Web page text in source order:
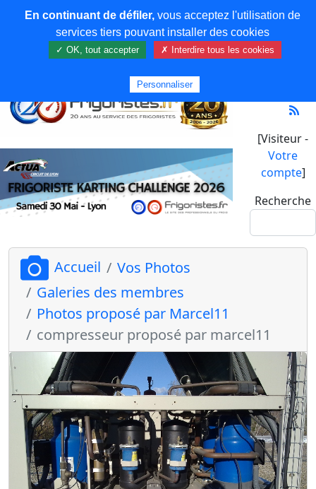
[Visiteur -
Votre
compte]
Recherche
Accueil
Vos Photos
Galeries des membres
Photos proposé par Marcel11
compresseur proposé par marcel11
En continuant de défiler,vous acceptez l'utilisation de
services tiers pouvant installer des cookies
✓ OK, tout accepter ✗ Interdire tous les cookies
Personnaliser